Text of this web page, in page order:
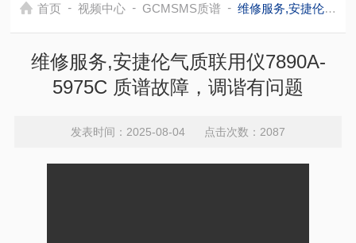
首页 - 视频中心 - GCMSMS质谱 - 维修服务,安捷伦气质联用仪7890A-5975C 质谱故障，调谐有问题
维修服务,安捷伦气质联用仪7890A-
5975C 质谱故障，调谐有问题
发表时间：2025-08-04 点击次数：2087